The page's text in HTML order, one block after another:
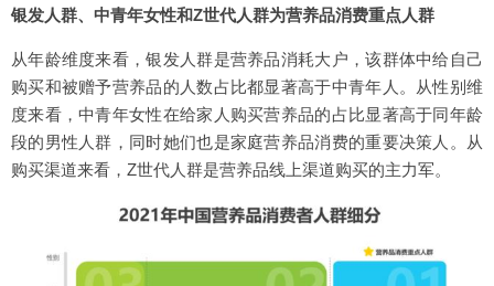
银发人群、中青年女性和Z世代人群为营养品消费重点人群
从年龄维度来看，银发人群是营养品消耗大户，该群体中给自己
购买和被赠予营养品的人数占比都显著高于中青年人。从性别维
度来看，中青年女性在给家人购买营养品的占比显著高于同年龄
段的男性人群，同时她们也是家庭营养品消费的重要决策人。从
购买渠道来看，Z世代人群是营养品线上渠道购买的主力军。